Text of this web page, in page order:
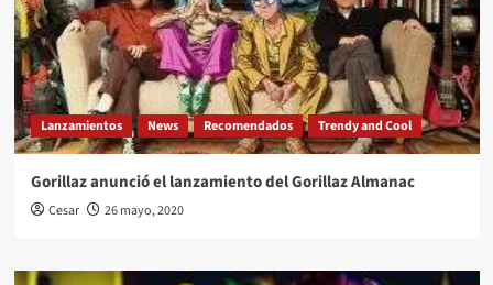
Lanzamientos News Recomendados Trendy and Cool
Gorillaz anunció el lanzamiento del Gorillaz Almanac
Cesar 26 mayo, 2020